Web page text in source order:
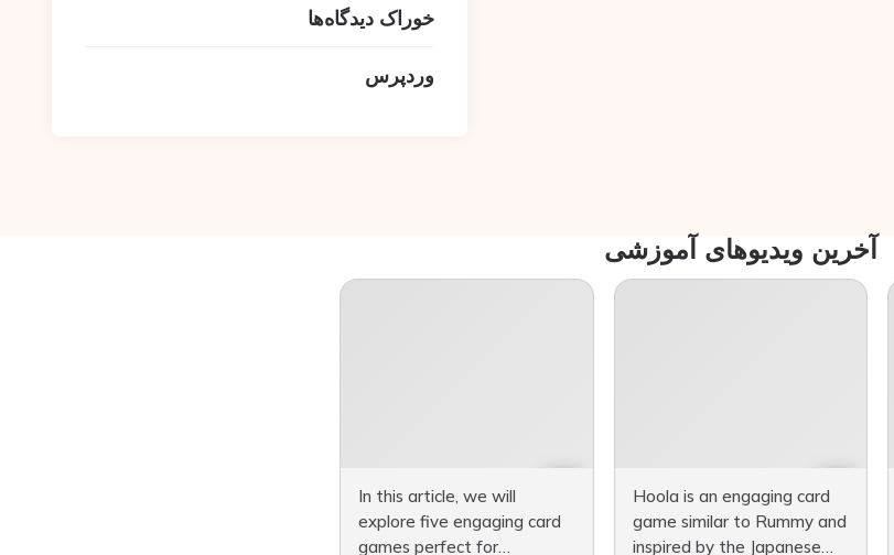
خوراک دیدگاه‌ها
وردپرس
آخرین ویدیوهای آموزشی
Hoola is an engaging card
game similar to Rummy and
inspired by the Japanese
In this article, we will
explore five engaging card
games perfect for